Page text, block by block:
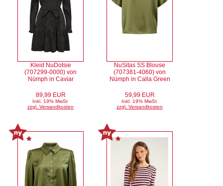
Kleid NuDotsie
(707299-0000) von
Nümph in Caviar
89,99 EUR
Inkl. 19% MwSt
zzgl. Versandkosten
NuSitas SS Blouse
(707381-4060) von
Nümph in Calla Green
59,99 EUR
Inkl. 19% MwSt
zzgl. Versandkosten